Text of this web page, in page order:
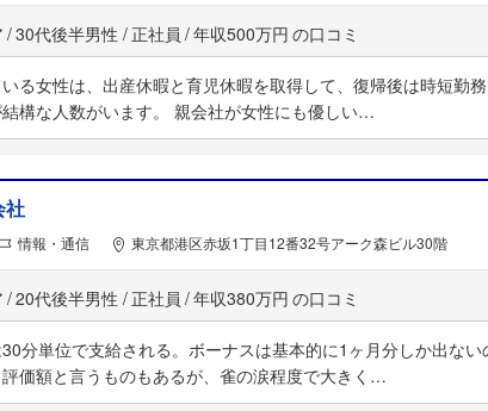
フォロー
こちらの企業もフォ
30代後半男性 正社員 年収500万円
る女性は、出産休暇と育児休暇を取得して、復帰後は時短勤
構な人数がいます。 親会社が女性にも優しい…
社
情報・通信 東京都港区赤坂1丁目12番32号アーク森ビル30階
20代後半男性 正社員 年収380万円
分単位で支給される。ボーナスは基本的に1ヶ月分しか出な
価額と言うものもあるが、雀の涙程度で大きく…